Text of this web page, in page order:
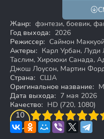
Жанр: фэнтези, боевик,
Год выхода: 2026
Режиссер: Саймон
Актеры: Карл Урбан,
Таслим, Хироюки Санада,
Джош Лоусон, Мартин
Страна: США
Оригинальное название:
Дата выхода: 7 мая 2026
Качество: HD (720, 1080)
10
4 5 6 7 8 9 10